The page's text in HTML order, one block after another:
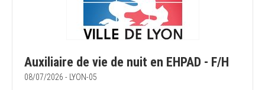
Auxiliaire de vie de nuit en EHPAD - F/H
08/07/2026 - LYON-05